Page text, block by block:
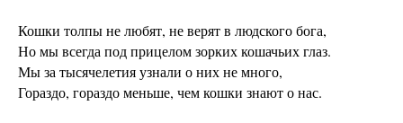
Кошки толпы не любят, не верят в людского бога,
Но мы всегда под прицелом зорких кошачьих глаз.
Мы за тысячелетия узнали о них не много,
Гораздо, гораздо меньше, чем кошки знают о нас.